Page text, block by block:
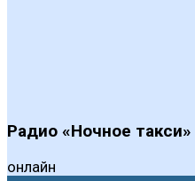
Радио «Ночное такси»
онлайн